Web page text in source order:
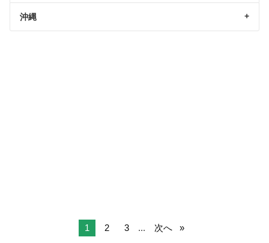
沖縄
1 2 3 ... 次へ